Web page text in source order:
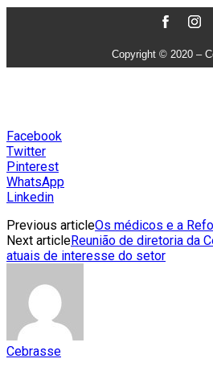
Copyright © 2020 –
Facebook
Twitter
Pinterest
WhatsApp
Linkedin
Previous articleOs médicos e a
Next articleReunião de diretoria da
atuais de interesse do setor
Cebrasse